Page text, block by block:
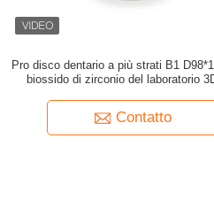
Pro disco dentario a più strati B1
biossido di zirconio del laboratorio
Contatto